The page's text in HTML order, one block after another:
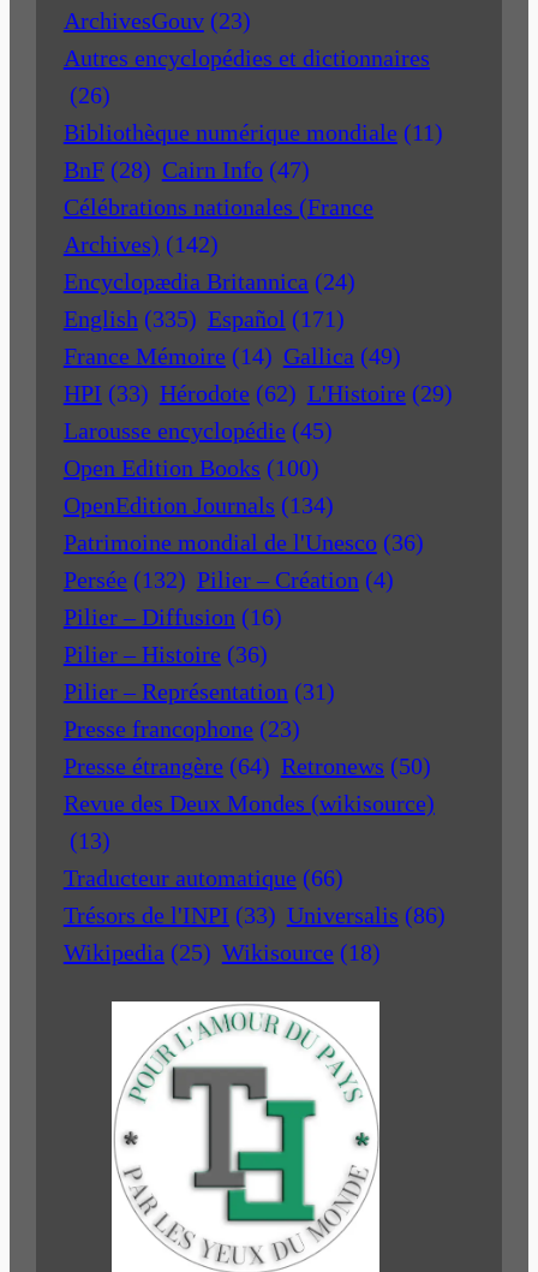
ArchivesGouv (23)
Autres encyclopédies et dictionnaires
(26)
Bibliothèque numérique mondiale (11)
BnF (28) Cairn Info (47)
Célébrations nationales (France
Archives) (142)
Encyclopædia Britannica (24)
English (335) Español (171)
France Mémoire (14) Gallica (49)
HPI (33) Hérodote (62) L'Histoire (29)
Larousse encyclopédie (45)
Open Edition Books (100)
OpenEdition Journals (134)
Patrimoine mondial de l'Unesco (36)
Persée (132) Pilier – Création (4)
Pilier – Diffusion (16)
Pilier – Histoire (36)
Pilier – Représentation (31)
Presse francophone (23)
Presse étrangère (64) Retronews (50)
Revue des Deux Mondes (wikisource)
(13)
Traducteur automatique (66)
Trésors de l'INPI (33) Universalis (86)
Wikipedia (25) Wikisource (18)